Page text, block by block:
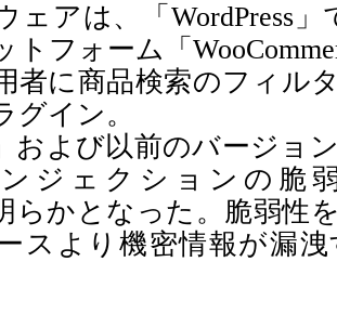
ェアは、「WordPress
トフォーム「
者に商品検索のフィル
グイン。
」および以前のバージョ
ジェクションの脆弱
らかとなった。脆弱性
スより機密情報が漏